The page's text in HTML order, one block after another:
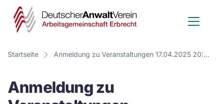
Deutscher
Anwalt
Verein
Startseite Anmeldung zu Veranstaltungen 17.04.2025 20:23:15
Anmeldung zu